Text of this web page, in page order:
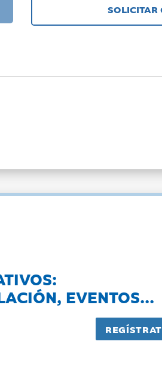
SOLICITAR
EVENTOS...